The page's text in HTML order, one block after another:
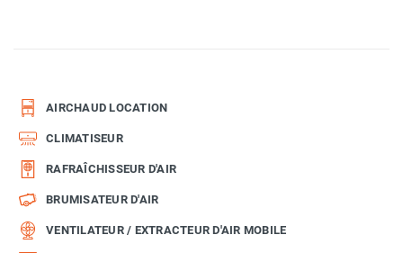
AIRCHAUD LOCATION
CLIMATISEUR
RAFRAÎCHISSEUR D'AIR
BRUMISATEUR D'AIR
VENTILATEUR / EXTRACTEUR D'AIR MOBILE